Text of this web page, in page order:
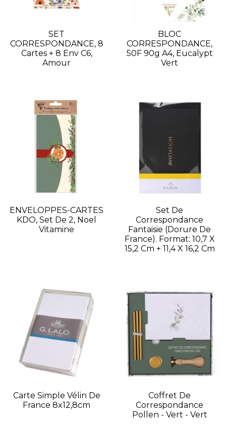
SET
CORRESPONDANCE, 8
Cartes + 8 Env C6,
Amour
BLOC
CORRESPONDANCE,
50F 90g A4, Eucalypt
Vert
ENVELOPPES-CARTES
KDO, Set De 2, Noel
Vitamine
Set De
Correspondance
Fantaisie (dorure De
France). Format: 10,7 X
15,2 Cm + 11,4 X 16,2 Cm
Carte Simple Vélin De
France 8x12,8cm
Coffret De
Correspondance
Pollen - Vert - Vert